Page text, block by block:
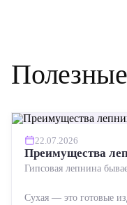
22.07.2026
Преимущества
Гипсовая лепнина
Сухая — это готовые